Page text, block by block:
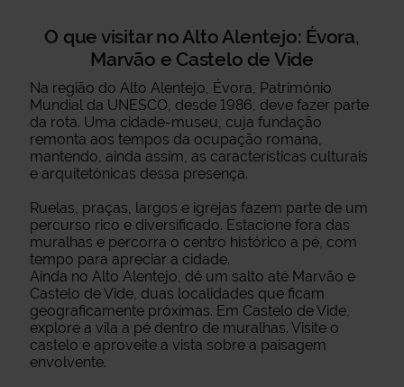
O que visitar no Alto Alentejo: Évora,
Marvão e Castelo de Vide
Na região do Alto Alentejo, Évora, Património
Mundial da UNESCO, desde 1986, deve fazer parte
da rota. Uma cidade-museu, cuja fundação
remonta aos tempos da ocupação romana,
mantendo, ainda assim, as características culturais
e arquitetónicas dessa presença.
Ruelas, praças, largos e igrejas fazem parte de um
percurso rico e diversificado. Estacione fora das
muralhas e percorra o centro histórico a pé, com
tempo para apreciar a cidade.
Ainda no Alto Alentejo, dê um salto até Marvão e
Castelo de Vide, duas localidades que ficam
geograficamente próximas. Em Castelo de Vide,
explore a vila a pé dentro de muralhas. Visite o
castelo e aproveite a vista sobre a paisagem
envolvente.